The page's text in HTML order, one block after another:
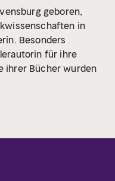
geboren,
in
Besonders
für ihre
ihrer Bücher wurden